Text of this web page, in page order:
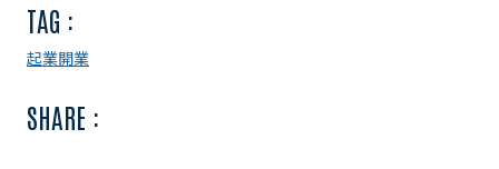
TAG :
起業開業
SHARE :